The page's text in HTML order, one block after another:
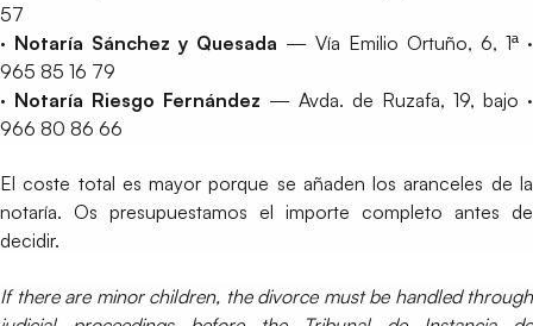
57
· Notaría Sánchez y Quesada — Vía Emilio Ortuño, 6, 1ª ·
965 85 16 79
· Notaría Riesgo Fernández — Avda. de Ruzafa, 19, bajo ·
966 80 86 66
El coste total es mayor porque se añaden los aranceles de la
notaría. Os presupuestamos el importe completo antes de
decidir.
If there are minor children, the divorce must be handled through